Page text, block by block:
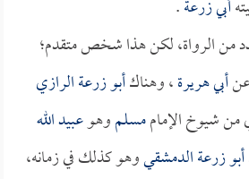
أبي زرعة.
من الرواة، لكن هذا شخص متقدم؛
عنأبي هريرة، وهناكأبو زرعة الرازي
من شيوخ الإماممسلموهوعبيد الله
أبو زرعة الدمشقيوهو كذلك في زمانه،